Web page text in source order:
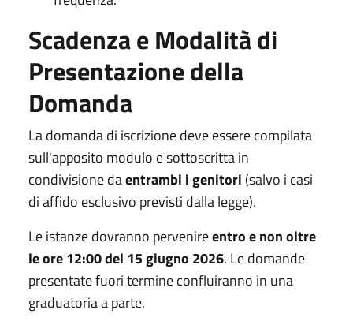
Scadenza e Modalità di
Presentazione della
Domanda
La domanda di iscrizione deve essere compilata
sull'apposito modulo e sottoscritta in
condivisione daentrambi i genitori (salvo i casi
di affido esclusivo previsti dalla legge).
Le istanze dovranno pervenireentro e non oltre
le ore 12:00 del 15 giugno 2026. Le domande
presentate fuori termine confluiranno in una
graduatoria a parte.